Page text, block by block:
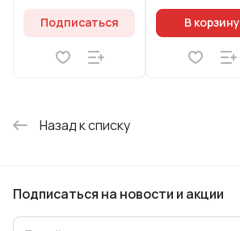
Подписаться В корзину
Назад к списку
Подписаться на новости и акции